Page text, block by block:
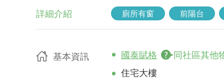
詳細介紹 廁所有窗 前陽台
基本資訊 國泰賦格
同社區其他
住宅大樓